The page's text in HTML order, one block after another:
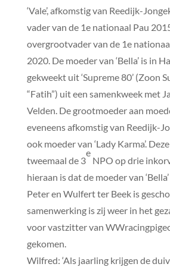
‘Vale’, afkomstig van Reedijk-
vader van de 1e nationaal Pau
overgrootvader van de 1e
2020. De moeder van ‘Bella’ is in
gekweekt uit ‘Supreme 80’ (Zoon
“Fatih”) uit een samenkweek met
Velden. De grootmoeder aan
eveneens afkomstig van Reedijk-
ook moeder van ‘Lady Karma’.
tweemaal de 3
e
NPO op drie
hieraan is dat de moeder van
Peter en Wulfert ter Beek is
samenwerking is zij weer in het
voor vastzitter van
gekomen.
Wilfred: ‘Als jaarling krijgen de